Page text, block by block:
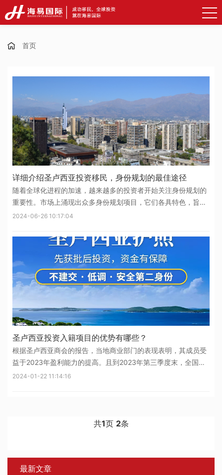
首页
详细介绍圣卢西亚投资移民，身份规划的最佳途径
随着全球化进程的加速，越来越多的投资者开始关注身份规划的
重要性。市场上涌现出众多身份规划项目，它们各具特色，旨在
满足投资者多样化的需求。其中，圣卢西亚投资移民项目凭借其
择：圣卢西亚国家基础建设投
2024-06-26 10:17:04
圣卢西亚投资入籍项目的优势有哪些？
根据圣卢西亚商会的报告，当地商业部门的表现表明，其成员受
益于2023年盈利能力的提高。且到2023年第三季度末，全国就
业率为81.8%。此外，第三季度青年失业率降至27%，为2013年
2024-01-22 11:14:16
共1页 2条
最新文章